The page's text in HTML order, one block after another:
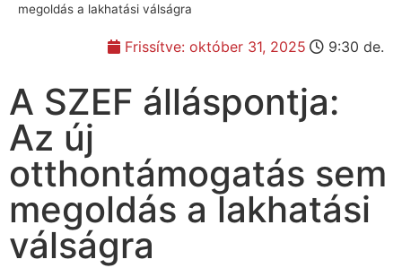
megoldás a lakhatási válságra
Frissítve: október 31, 2025 9:30 de.
A SZEF álláspontja:
Az új
otthontámogatás sem
megoldás a lakhatási
válságra